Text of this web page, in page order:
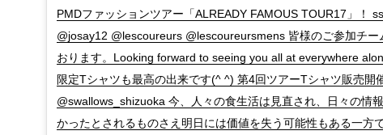
PMDファッションツアー「ALREADY FAMOUS TOUR17」！
@josay12 @lescoureurs @lescoureursmens 皆様のご参加チー
おります。Looking forward to seeing you all at everywhere
限定Tシャツも最高の出来です(^ ^) 第4回ツアーTシャツ販売開
@swallows_shizuoka 今、人々の食生活は見直され、日々の情
かったとされるものさえ明日には価値を失う可能性もある一方